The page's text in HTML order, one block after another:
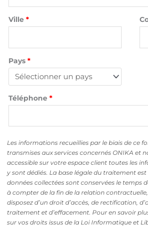
Ville*
Pays*
Téléphone*
Les informations recueillies par le biais de ce
transmises aux services concernés ONIKA et
accessible sur votre espace client toutes les
y sont dédiés. La base légale du traitement
données collectées sont conservées le temps
à compter de la fin de la relation
disposez d’un droit d’accès, de rectification,
traitement et d’effacement. Pour en savoir
sur vos droits issus de la Loi Informatique et